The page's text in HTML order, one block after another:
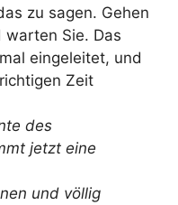
zu sagen. Gehen
warten Sie. Das
eingeleitet, und
Zeit
des
jetzt eine
und völlig